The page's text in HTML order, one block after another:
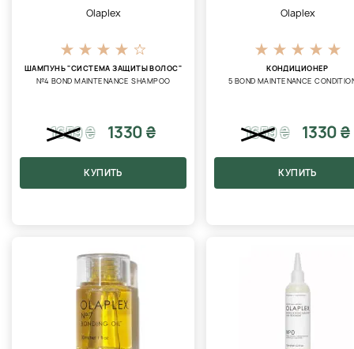
Olaplex
ШАМПУНЬ "СИСТЕМА ЗАЩИТЫ ВОЛОС"
№4 BOND MAINTENANCE SHAMPOO
1659₴ 1330 ₴
КУПИТЬ
Olaplex
КОНДИЦИОНЕР
5 BOND MAINTENANCE
1659₴ 1330 ₴
КУПИТЬ